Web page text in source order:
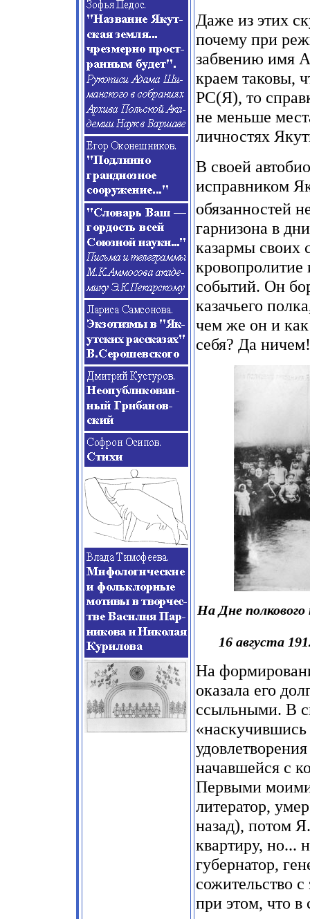
Даже из этих
почему при
забвению имя
краем таковы,
РС(Я), то
не меньше
личностях
В своей
исправником
обязанностей
гарнизона в
казармы своих
кровопролитие
событий. Он
казачьего
чем же он и
себя? Да ничем!
На Дне полкового
16 августа
На
оказала его
ссыльными. В
начавшейся с
Первыми
литератор,
назад), потом
квартиру, но...
губернатор,
сожительство
при этом, что